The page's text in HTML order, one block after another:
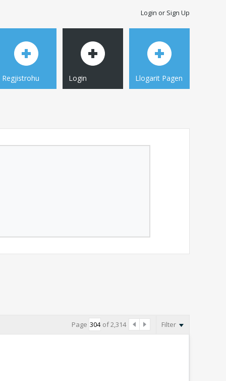
Login or Sign Up
Regjistrohu Login Llogarit Pagen
Page of2,314 Filter